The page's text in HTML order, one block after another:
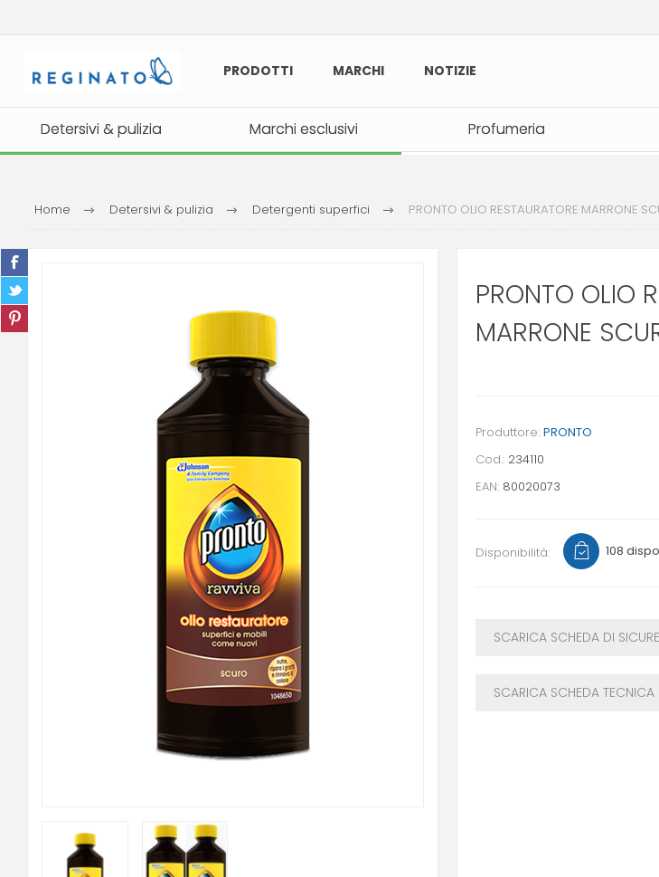
PRODOTTI MARCHI NOTIZIE
Detersivi & pulizia Marchi esclusivi Profumeria
Detersivi & pulizia Marchi esclusivi Profumeria
Home Detersivi & pulizia Detergenti superfici PRONTO OLIO RESTAURATORE MARRONE
PRONTO OLIO
MARRONE
Produttore: PRONTO
Cod.: 234110
EAN: 80020073
Disponibilità: 108
SCARICA SCHEDA DI
SCARICA SCHEDA TECNICA